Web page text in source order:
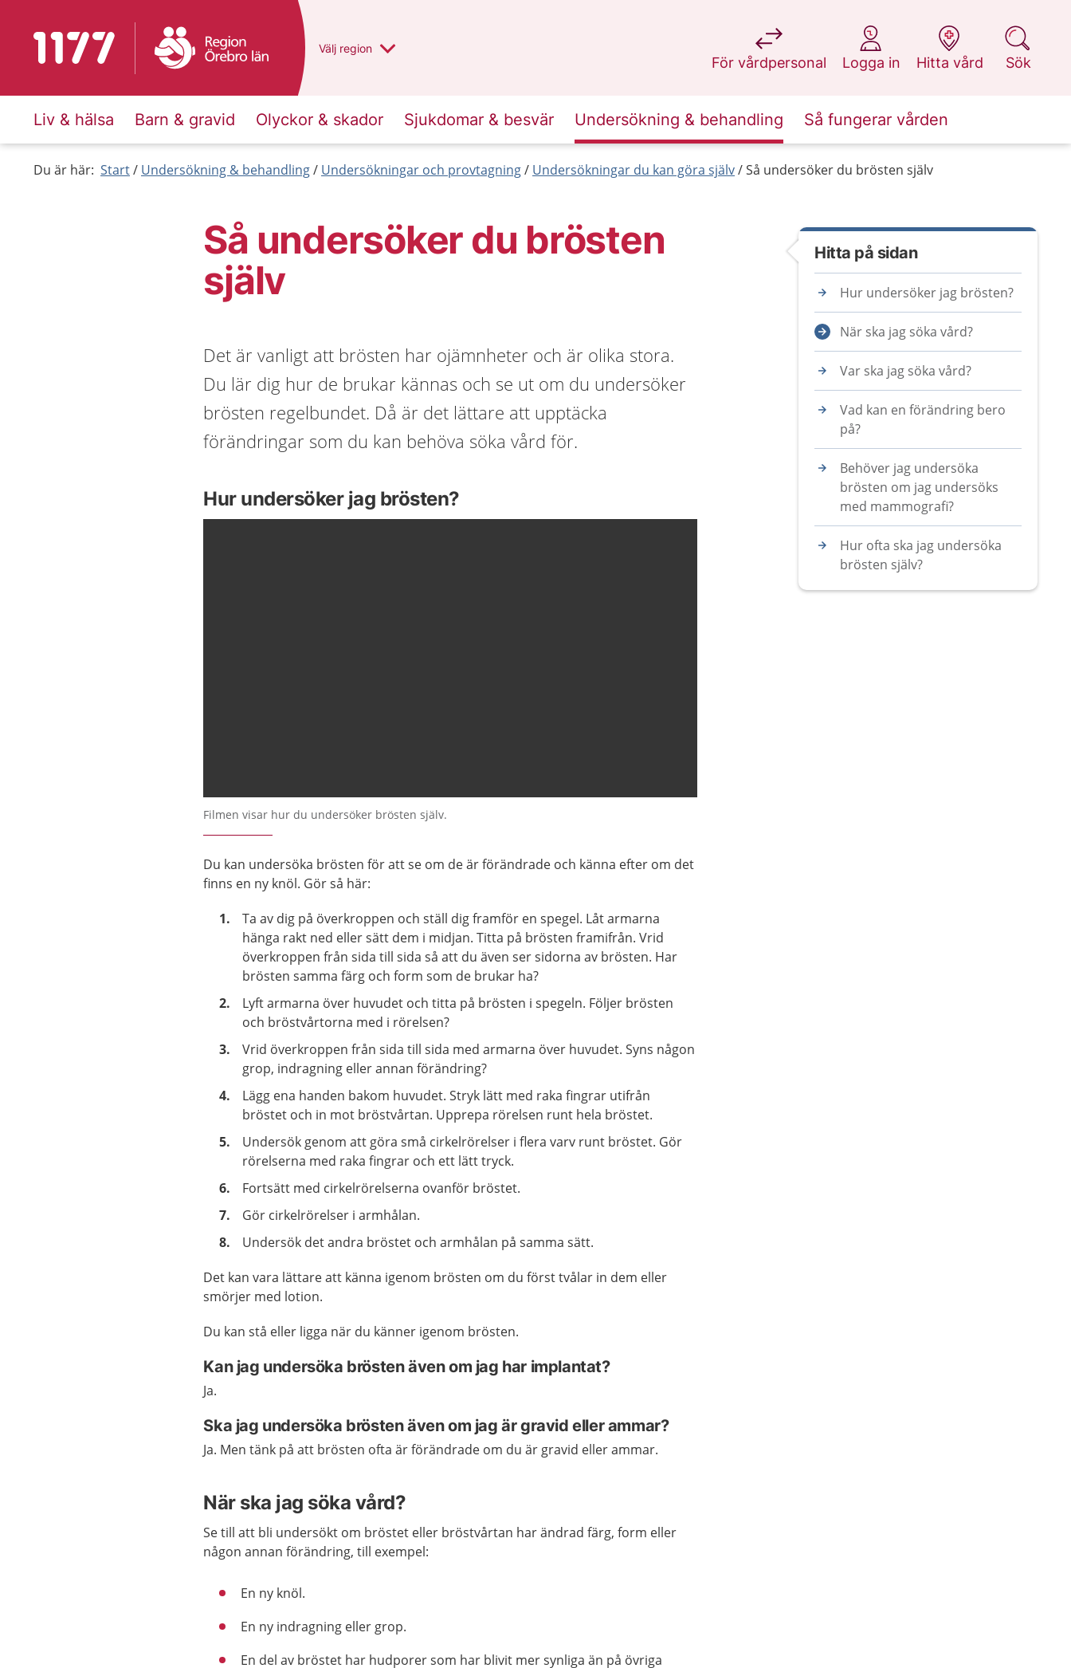
Till startsidan för 1177 Du har valt region
Välj en annan
region
För vårdpersonal
på 1177.se
Logga in
på 1177.se
Hitta vård
på 1177.se
Sök
på 1177.se
Liv & hälsa Barn & gravid Olyckor & skador Sjukdomar & besvär Undersökning & behandling Så fungerar vården
Du är här: Start Undersökning & behandling Undersökningar och provtagning Undersökningar du kan göra själv Så undersöker du brösten själv
Så undersöker du brösten
själv
Det är vanligt att brösten har ojämnheter och är olika stora.
Du lär dig hur de brukar kännas och se ut om du undersöker
brösten regelbundet. Då är det lättare att upptäcka
förändringar som du kan behöva söka vård för.
Hur undersöker jag brösten?
Filmen visar hur du undersöker brösten själv.
Du kan undersöka brösten för att se om de är förändrade och känna efter om det
finns en ny knöl. Gör så här:
Ta av dig på överkroppen och ställ dig framför en spegel. Låt armarna
hänga rakt ned eller sätt dem i midjan. Titta på brösten framifrån. Vrid
överkroppen från sida till sida så att du även ser sidorna av brösten. Har
brösten samma färg och form som de brukar ha?
Lyft armarna över huvudet och titta på brösten i spegeln. Följer brösten
och bröstvårtorna med i rörelsen?
Vrid överkroppen från sida till sida med armarna över huvudet. Syns någon
grop, indragning eller annan förändring?
Lägg ena handen bakom huvudet. Stryk lätt med raka fingrar utifrån
bröstet och in mot bröstvårtan. Upprepa rörelsen runt hela bröstet.
Undersök genom att göra små cirkelrörelser i flera varv runt bröstet. Gör
rörelserna med raka fingrar och ett lätt tryck.
Fortsätt med cirkelrörelserna ovanför bröstet.
Gör cirkelrörelser i armhålan.
Undersök det andra bröstet och armhålan på samma sätt.
Det kan vara lättare att känna igenom brösten om du först tvålar in dem eller
smörjer med lotion.
Du kan stå eller ligga när du känner igenom brösten.
Kan jag undersöka brösten även om jag har implantat?
Ja.
Ska jag undersöka brösten även om jag är gravid eller ammar?
Ja. Men tänk på att brösten ofta är förändrade om du är gravid eller ammar.
När ska jag söka vård?
Se till att bli undersökt om bröstet eller bröstvårtan har ändrad färg, form eller
någon annan förändring, till exempel:
En ny knöl.
En ny indragning eller grop.
En del av bröstet har hudporer som har blivit mer synliga än på övriga
Hitta på sidan
Hur undersöker jag brösten?
När ska jag söka vård?
Var ska jag söka vård?
Vad kan en förändring bero
på?
Behöver jag undersöka
brösten om jag undersöks
med mammografi?
Hur ofta ska jag undersöka
brösten själv?